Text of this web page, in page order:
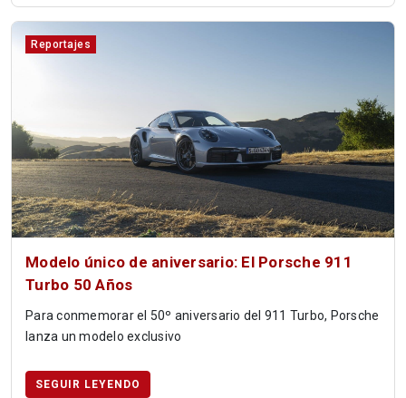
Reportajes
Modelo único de aniversario: El Porsche 911
Turbo 50 Años
Para conmemorar el 50º aniversario del 911 Turbo, Porsche
lanza un modelo exclusivo
SEGUIR LEYENDO